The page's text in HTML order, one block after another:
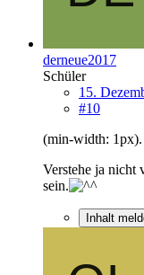
derneue2017
Schüler
15.
#10
(min-width: 1px).
Verstehe ja nicht
sein.
Inhalt